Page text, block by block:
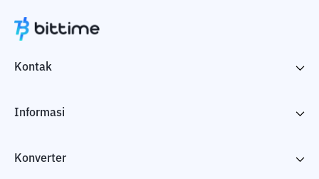
Kontak
Informasi
Konverter